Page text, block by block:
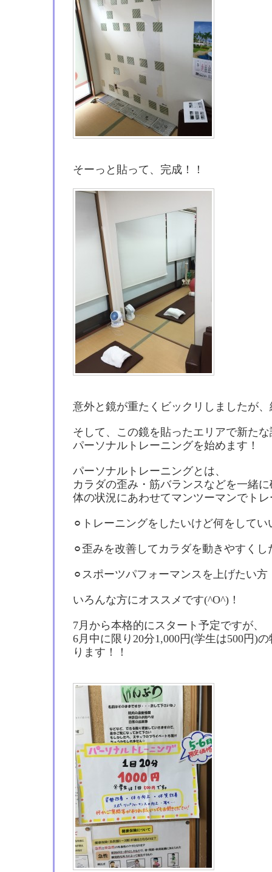
そーっと貼って、完成！！
意外と鏡が重たくビックリしましたが
そして、この鏡を貼ったエリアで新た
パーソナルトレーニングを始めます！
パーソナルトレーニングとは、
カラダの歪み・筋バランスなどを一緒
体の状況にあわせてマンツーマンでト
⚪︎トレーニングをしたいけど何をして
⚪︎歪みを改善してカラダを動きやすくし
⚪︎スポーツパフォーマンスを上げたい
いろんな方にオススメです(^O^)！
7月から本格的にスタート予定ですが、
6月中に限り20分1,000円(学生は500円)
ります！！